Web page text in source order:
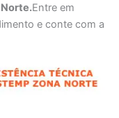
Entre em
e conte com a